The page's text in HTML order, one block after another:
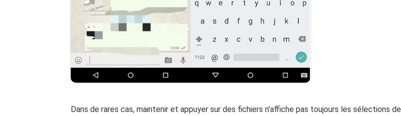
Dans de rares cas, maintenir et appuyer sur des fichiers n'affiche pas toujours les sélections de